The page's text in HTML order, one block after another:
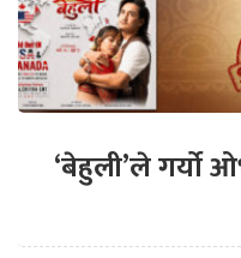
‘बेहुली’ले गर्यो